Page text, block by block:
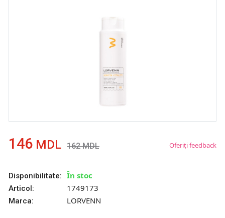
146 MDL 162MDL Oferiți feedback
Disponibilitate: În stoc
Articol: 1749173
Marca: LORVENN